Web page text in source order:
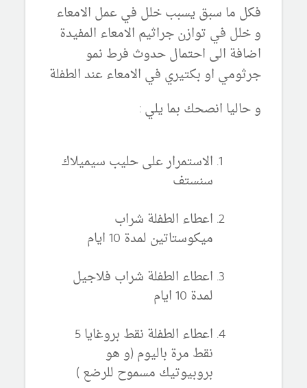
فكل ما سبق يسبب خلل في عمل الامعاء
و خلل في توازن جراثيم الامعاء المفيدة
اضافة الى احتمال حدوث فرط نمو
جرثومي او بكتيري في الامعاء عند الطفلة
و حاليا انصحك بما يلي :
الاستمرار على حليب سيميلاك
سنستف
اعطاء الطفلة شراب
ميكوستاتين لمدة 10 ايام
اعطاء الطفلة شراب فلاجيل
لمدة 10 ايام
اعطاء الطفلة نقط بروغايا 5
نقط مرة باليوم (و هو
بروبيوتيك مسموح للرضع )